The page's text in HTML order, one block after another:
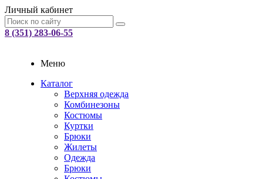
Личный кабинет
8 (351) 283-06-55
Меню
Каталог
Верхняя одежда
Комбинезоны
Костюмы
Куртки
Брюки
Жилеты
Одежда
Брюки